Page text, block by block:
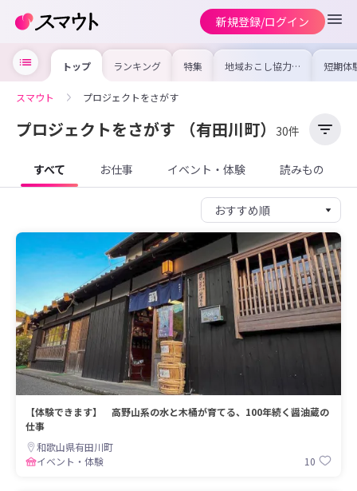
新規登録/ログイン
トップ ランキング 特集 地域おこし協力隊
の求人やイベント
を集めました！仕
けよう
短期体
り〜数
域を知
スマウト プロジェクトをさがす
プロジェクトをさがす （有田川町） 30件
すべて お仕事 イベント・体験 読みもの
【体験できます】 高野山系の水と木桶が育てる、100年続く醤油蔵の
仕事
和歌山県有田川町
イベント・体験
10